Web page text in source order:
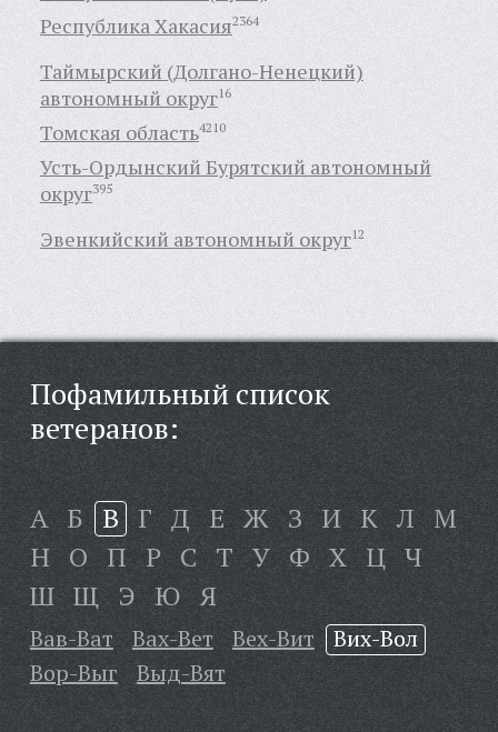
Республика Хакасия2364
Таймырский (Долгано-Ненецкий)
автономный округ16
Томская область4210
Усть-Ордынский Бурятский автономный
округ395
Эвенкийский автономный округ12
Пофамильный список
ветеранов:
А Б В Г Д Е Ж З И К Л М
Н О П Р С Т У Ф Х Ц Ч
Ш Щ Э Ю Я
Вав-Ват Вах-Вет Вех-Вит
Вих-Вол
Вор-Выг
Выд-Вят